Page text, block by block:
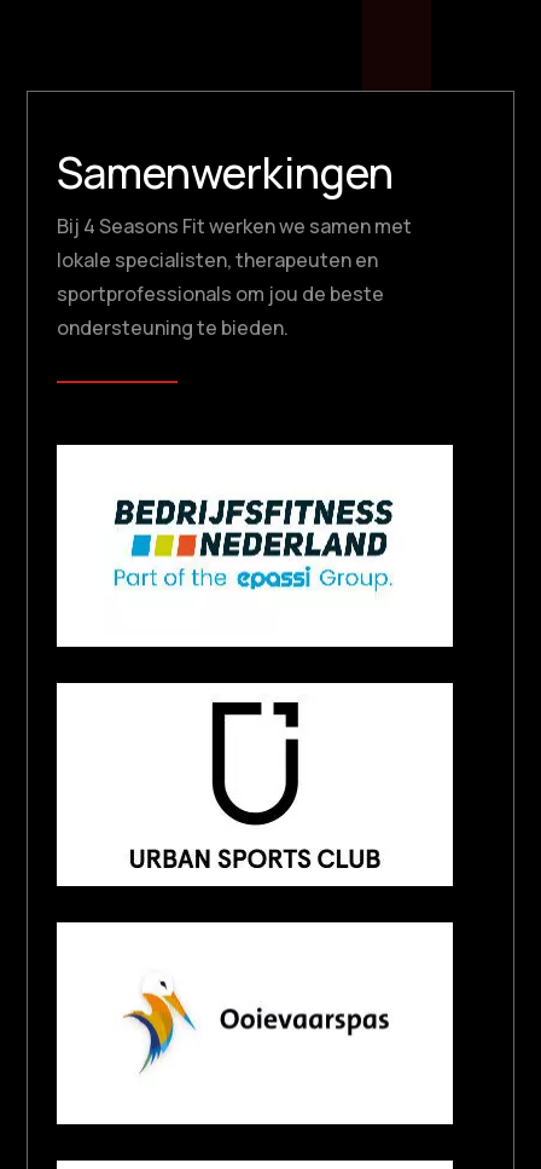
Samenwerkingen
Bij 4 Seasons Fit werken we samen met
lokale specialisten, therapeuten en
sportprofessionals om jou de beste
ondersteuning te bieden.